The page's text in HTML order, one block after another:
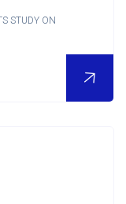
STUDY ON